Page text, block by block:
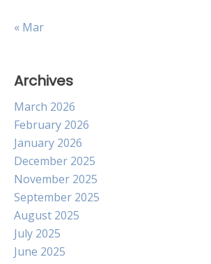
« Mar
Archives
March 2026
February 2026
January 2026
December 2025
November 2025
September 2025
August 2025
July 2025
June 2025